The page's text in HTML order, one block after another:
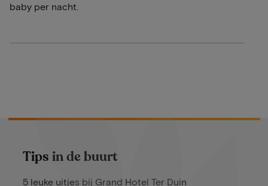
baby per nacht.
Tips in de buurt
5 leuke uitjes bij Grand Hotel Ter Duin